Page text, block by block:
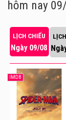
hôm nay
LỊCH CHIẾU
Ngày 09/08
IMDB